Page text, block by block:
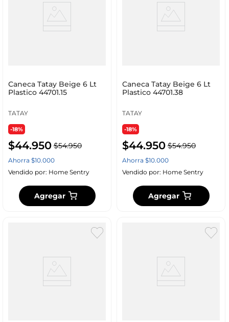
Caneca Tatay Beige 6 Lt
Plastico 44701.15
TATAY
-18%
$44.950 $54.950
Ahorra $10.000
Vendido por: Home Sentry
Agregar
Caneca Tatay Beige 6 Lt
Plastico 44701.38
TATAY
-18%
$44.950 $54.950
Ahorra $10.000
Vendido por: Home Sentry
Agregar